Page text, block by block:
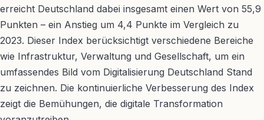
erreicht Deutschland dabei insgesamt einen Wert von 55,9
Punkten – ein Anstieg um 4,4 Punkte im Vergleich zu
2023. Dieser Index berücksichtigt verschiedene Bereiche
wie Infrastruktur, Verwaltung und Gesellschaft, um ein
umfassendes Bild vom Digitalisierung Deutschland Stand
zu zeichnen. Die kontinuierliche Verbesserung des Index
zeigt die Bemühungen, die digitale Transformation